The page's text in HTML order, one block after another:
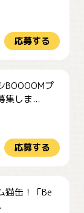
応募する
BOOOOMプ
集しま...
応募する
猫缶！「Be